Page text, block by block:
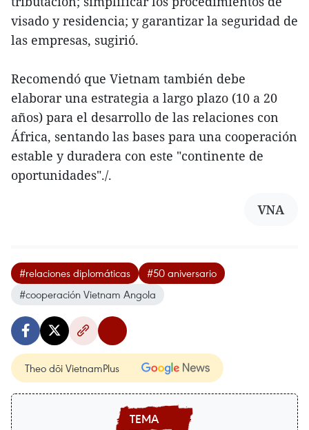
visado y residencia; y garantizar la seguridad de
las empresas, sugirió.
Recomendó que Vietnam también debe
elaborar una estrategia a largo plazo (10 a 20
años) para el desarrollo de las relaciones con
África, sentando las bases para una cooperación
estable y duradera con este "continente de
oportunidades"./.
VNA
#relaciones diplomáticas
#50 aniversario
#cooperación Vietnam Angola
Theo dõi VietnamPlus